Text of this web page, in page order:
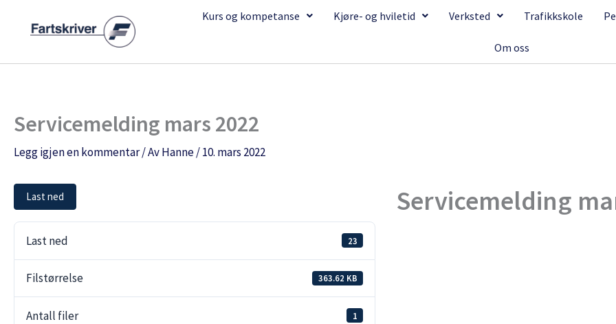
innholdet
Kurs og kompetanse Kjøre- og hviletid Verksted Trafikkskole
Om oss
Servicemelding mars 2022
Legg igjen en kommentar/ AvHanne/10. mars 2022
Last ned
Last ned 23
Filstørrelse 363.62 KB
Antall filer 1
Servicemelding